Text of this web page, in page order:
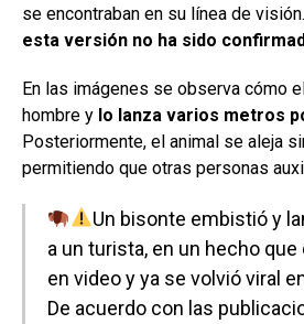
se encontraban en su línea de visión.
esta versión no ha sido
En las imágenes se observa cómo
hombre y lo lanza varios metros
Posteriormente, el animal se aleja
permitiendo que otras personas
Un bisonte embistió y
a un turista, en un hecho
en video y ya se volvió viral
De acuerdo con las